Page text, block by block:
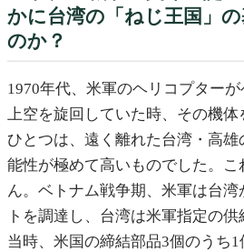
かに台湾の「ねじ王国」
のか？
1970年代、米軍のヘリコプター
上空を旋回していた時、その機
ひとつは、遠く離れた台湾・高
能性が極めて高いものでした。
ん。ベトナム戦争期、米軍は台湾
トを調達し、台湾は米軍指定の供
当時、米国の締結部品3個のうち